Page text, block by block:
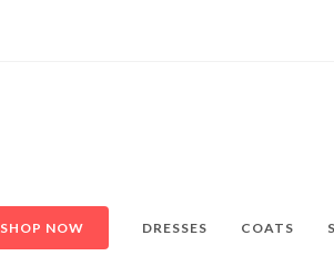
SHOP NOW DRESSES COATS